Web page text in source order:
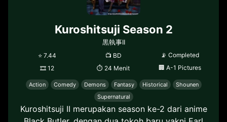
Kuroshitsuji Season 2
黒執事II
⭐7.44 📺 BD 📡 Completed
🎞12 ⏱ 24 Menit 🏢 A-1 Pictures
Action Comedy Demons Fantasy Historical
Shounen
Supernatural
Kuroshitsuji II merupakan season ke-2 dari anime